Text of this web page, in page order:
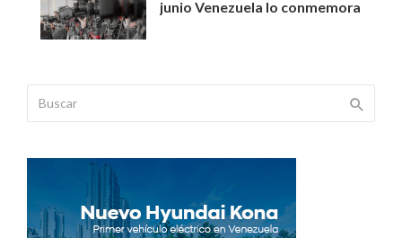
junio Venezuela lo conmemora